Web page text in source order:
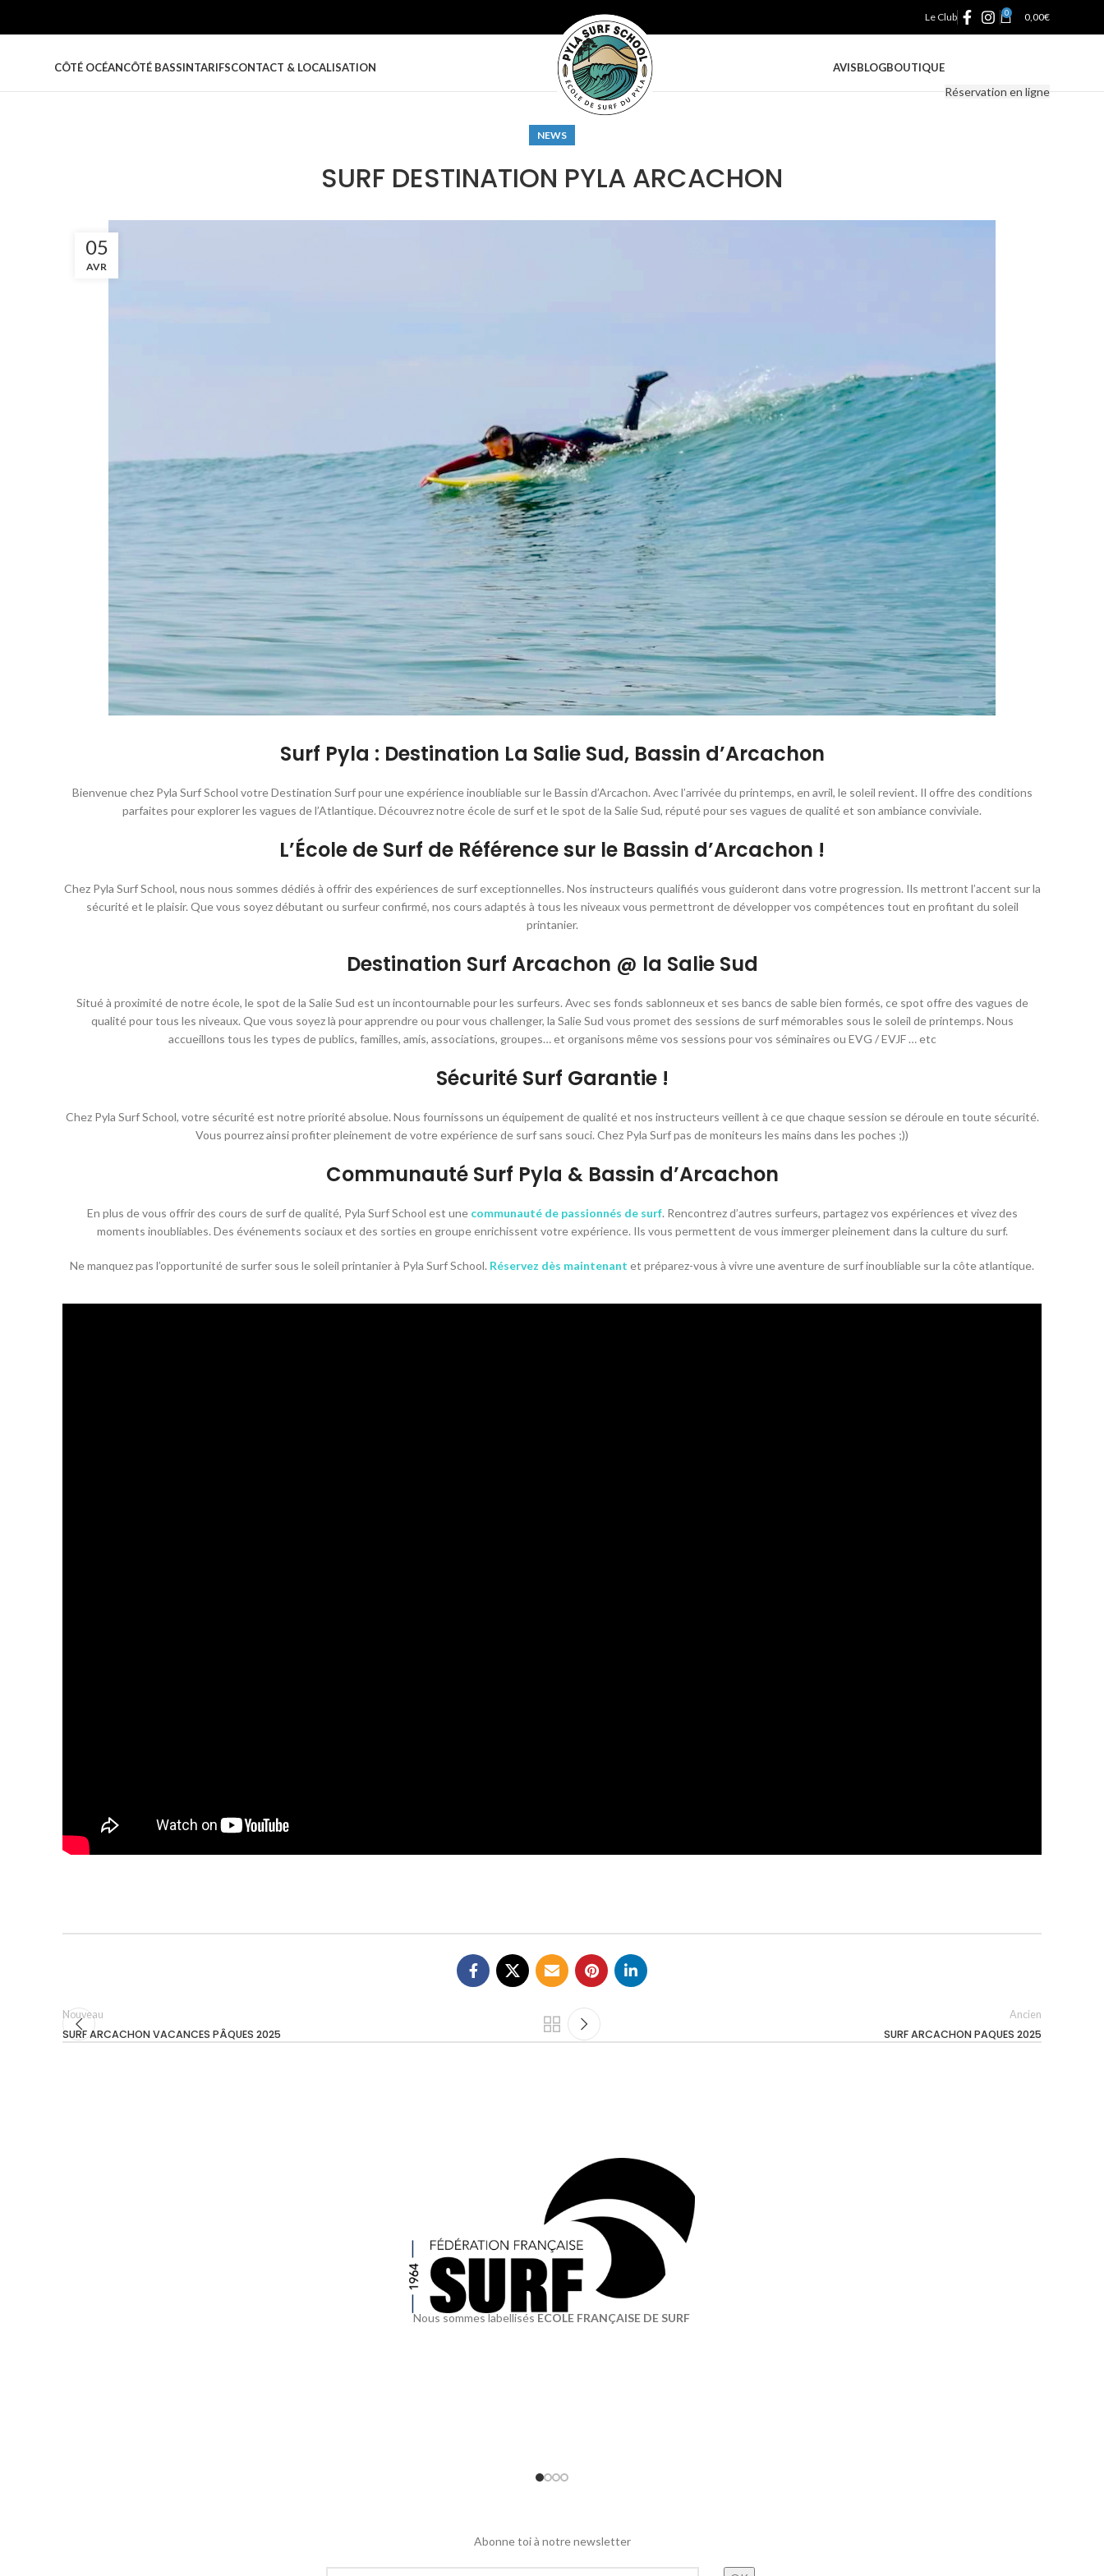
Le Club 0 0,00€
CÔTÉ OCÉANCÔTÉ BASSINTARIFSCONTACT & LOCALISATION AVISBLOGBOUTIQUE
Réservation en ligne
NEWS
SURF DESTINATION PYLA ARCACHON
05
AVR
Surf Pyla : Destination La Salie Sud, Bassin d’Arcachon
Bienvenue chez Pyla Surf School votre Destination Surf pour une expérience inoubliable sur le Bassin d’Arcachon. Avec l’arrivée du printemps, en avril, le soleil revient. Il offre des conditions
parfaites pour explorer les vagues de l’Atlantique. Découvrez notre école de surf et le spot de la Salie Sud, réputé pour ses vagues de qualité et son ambiance conviviale.
L’École de Surf de Référence sur le Bassin d’Arcachon !
Chez Pyla Surf School, nous nous sommes dédiés à offrir des expériences de surf exceptionnelles. Nos instructeurs qualifiés vous guideront dans votre progression. Ils mettront l’accent sur la
sécurité et le plaisir. Que vous soyez débutant ou surfeur confirmé, nos cours adaptés à tous les niveaux vous permettront de développer vos compétences tout en profitant du soleil
printanier.
Destination Surf Arcachon @ la Salie Sud
Situé à proximité de notre école, le spot de la Salie Sud est un incontournable pour les surfeurs. Avec ses fonds sablonneux et ses bancs de sable bien formés, ce spot offre des vagues de
qualité pour tous les niveaux. Que vous soyez là pour apprendre ou pour vous challenger, la Salie Sud vous promet des sessions de surf mémorables sous le soleil de printemps. Nous
accueillons tous les types de publics, familles, amis, associations, groupes… et organisons même vos sessions pour vos séminaires ou EVG / EVJF … etc
Sécurité Surf Garantie !
Chez Pyla Surf School, votre sécurité est notre priorité absolue. Nous fournissons un équipement de qualité et nos instructeurs veillent à ce que chaque session se déroule en toute sécurité.
Vous pourrez ainsi profiter pleinement de votre expérience de surf sans souci. Chez Pyla Surf pas de moniteurs les mains dans les poches ;))
Communauté Surf Pyla & Bassin d’Arcachon
En plus de vous offrir des cours de surf de qualité, Pyla Surf School est une communauté de passionnés de surf. Rencontrez d’autres surfeurs, partagez vos expériences et vivez des
moments inoubliables. Des événements sociaux et des sorties en groupe enrichissent votre expérience. Ils vous permettent de vous immerger pleinement dans la culture du surf.
Ne manquez pas l’opportunité de surfer sous le soleil printanier à Pyla Surf School. Réservez dès maintenant et préparez-vous à vivre une aventure de surf inoubliable sur la côte atlantique.
Nouveau
SURF ARCACHON VACANCES PÂQUES 2025
Ancien
SURF ARCACHON PAQUES 2025
Nous sommes labellisés ECOLE FRANÇAISE DE SURF
Abonne toi à notre newsletter